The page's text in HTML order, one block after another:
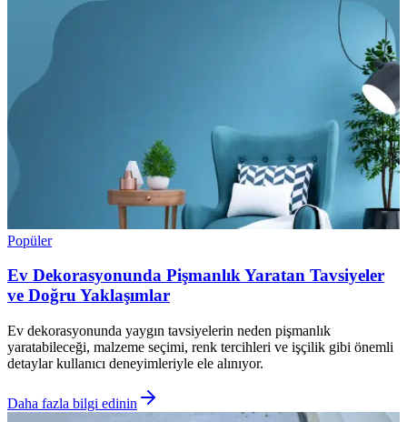
Popüler
Ev Dekorasyonunda Pişmanlık Yaratan Tavsiyeler
ve Doğru Yaklaşımlar
Ev dekorasyonunda yaygın tavsiyelerin neden pişmanlık
yaratabileceği, malzeme seçimi, renk tercihleri ve işçilik gibi önemli
detaylar kullanıcı deneyimleriyle ele alınıyor.
Daha fazla bilgi edinin